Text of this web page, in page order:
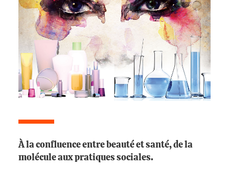
À la confluence entre beauté et santé, de la
molécule aux pratiques sociales.